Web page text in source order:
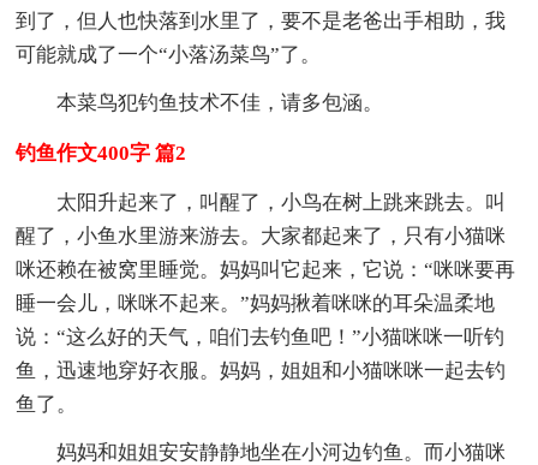
到了，但人也快落到水里了，要不是老爸出手相助，我
可能就成了一个“小落汤菜鸟”了。
本菜鸟犯钓鱼技术不佳，请多包涵。
钓鱼作文400字 篇2
太阳升起来了，叫醒了，小鸟在树上跳来跳去。叫
醒了，小鱼水里游来游去。大家都起来了，只有小猫咪
咪还赖在被窝里睡觉。妈妈叫它起来，它说：“咪咪要再
睡一会儿，咪咪不起来。”妈妈揪着咪咪的耳朵温柔地
说：“这么好的天气，咱们去钓鱼吧！”小猫咪咪一听钓
鱼，迅速地穿好衣服。妈妈，姐姐和小猫咪咪一起去钓
鱼了。
妈妈和姐姐安安静静地坐在小河边钓鱼。而小猫咪